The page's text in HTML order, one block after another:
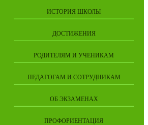
ИСТОРИЯ ШКОЛЫ
ДОСТИЖЕНИЯ
РОДИТЕЛЯМ И УЧЕНИКАМ
ПЕДАГОГАМ И СОТРУДНИКАМ
ОБ ЭКЗАМЕНАХ
ПРОФОРИЕНТАЦИЯ